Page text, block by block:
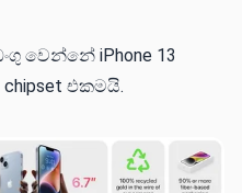
වෙන්නේ iPhone 13
chipset එකමයි.